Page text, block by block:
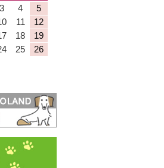
3 4
5
11
12
18
19
25
26